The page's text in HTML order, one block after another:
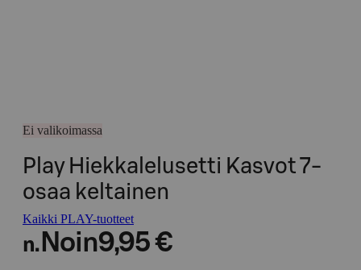
Ei valikoimassa
Play Hiekkalelusetti Kasvot 7-
osaa keltainen
Kaikki PLAY-tuotteet
n. Noin9,95 €